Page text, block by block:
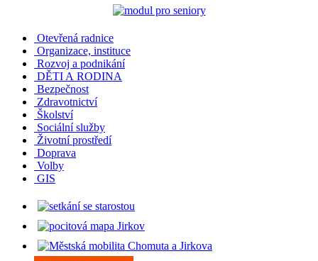
Otevřená radnice
Organizace, instituce
Rozvoj a podnikání
DĚTI A RODINA
Bezpečnost
Zdravotnictví
Školství
Sociální služby
Životní prostředí
Doprava
Volby
GIS